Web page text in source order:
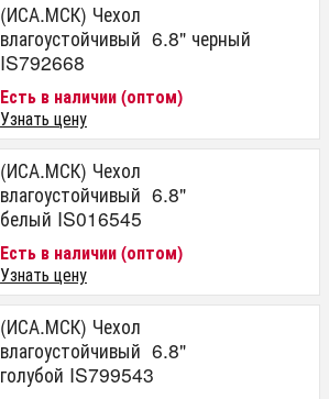
(ИСА.МСК) Чехол
влагоустойчивый 6.8" черный
IS792668
Есть в наличии (оптом)
Узнать цену
(ИСА.МСК) Чехол
влагоустойчивый 6.8"
белый IS016545
Есть в наличии (оптом)
Узнать цену
(ИСА.МСК) Чехол
влагоустойчивый 6.8"
голубой IS799543